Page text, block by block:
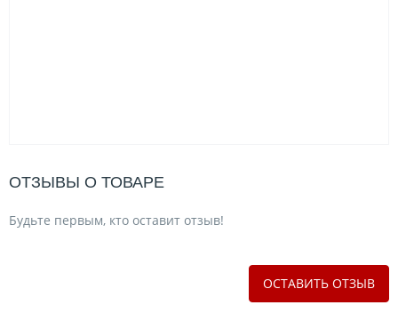
ОТЗЫВЫ О ТОВАРЕ
Будьте первым, кто оставит отзыв!
ОСТАВИТЬ ОТЗЫВ